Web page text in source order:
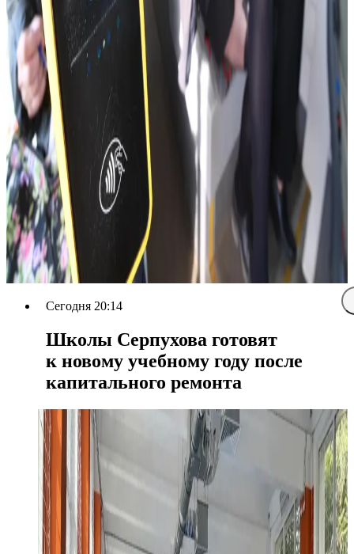
Сегодня 20:14
Школы Серпухова готовят
к новому учебному году после
капитального ремонта